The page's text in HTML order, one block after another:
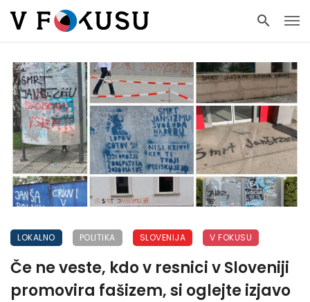
LOKALNO POLITIKA SLOVENIJA V FOKUSU
Če ne veste, kdo v resnici v Sloveniji
promovira fašizem, si oglejte izjavo